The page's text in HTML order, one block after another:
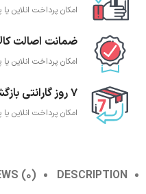
امکان پرداخت انلاین
ضمانت اصالت
امکان پرداخت انلاین
7 روز گارانتی بازگشت وجه
امکان پرداخت انلاین
DESCRIPTION
(0)